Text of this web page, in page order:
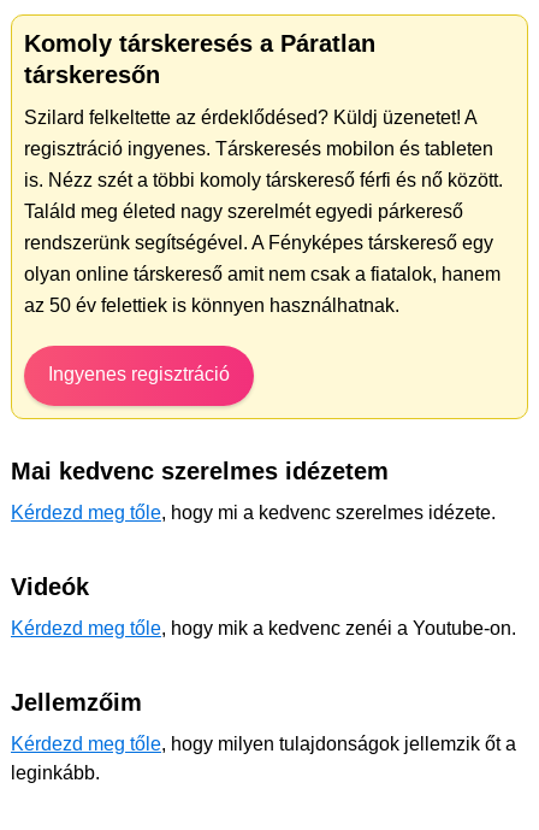
Komoly társkeresés a Páratlan
társkeresőn
Szilard felkeltette az érdeklődésed? Küldj üzenetet! A
regisztráció ingyenes. Társkeresés mobilon és tableten
is. Nézz szét a többi komoly társkereső férfi és nő között.
Találd meg életed nagy szerelmét egyedi párkereső
rendszerünk segítségével. A Fényképes társkereső egy
olyan online társkereső amit nem csak a fiatalok, hanem
az 50 év felettiek is könnyen használhatnak.
Ingyenes regisztráció
Mai kedvenc szerelmes idézetem
Kérdezd meg tőle, hogy mi a kedvenc szerelmes idézete.
Videók
Kérdezd meg tőle, hogy mik a kedvenc zenéi a Youtube-on.
Jellemzőim
Kérdezd meg tőle, hogy milyen tulajdonságok jellemzik őt a
leginkább.